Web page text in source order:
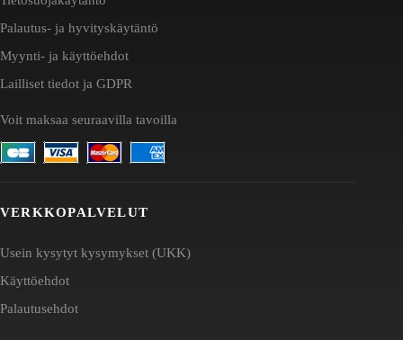
Palautus- ja hyvityskäytäntö
Myynti- ja käyttöehdot
Lailliset tiedot ja GDPR
Voit maksaa seuraavilla tavoilla
VERKKOPALVELUT
Usein kysytyt kysymykset (UKK)
Käyttöehdot
Palautusehdot